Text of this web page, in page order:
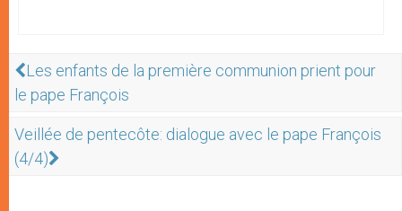
Les enfants de la première communion prient pour
le pape François
Veillée de pentecôte: dialogue avec le pape François
(4/4)